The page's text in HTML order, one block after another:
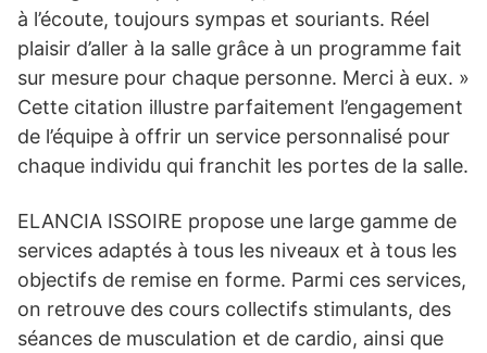
à l’écoute, toujours sympas et souriants. Réel
plaisir d’aller à la salle grâce à un programme fait
sur mesure pour chaque personne. Merci à eux. »
Cette citation illustre parfaitement l’engagement
de l’équipe à offrir un service personnalisé pour
chaque individu qui franchit les portes de la salle.
ELANCIA ISSOIRE propose une large gamme de
services adaptés à tous les niveaux et à tous les
objectifs de remise en forme. Parmi ces services,
on retrouve des cours collectifs stimulants, des
séances de musculation et de cardio, ainsi que